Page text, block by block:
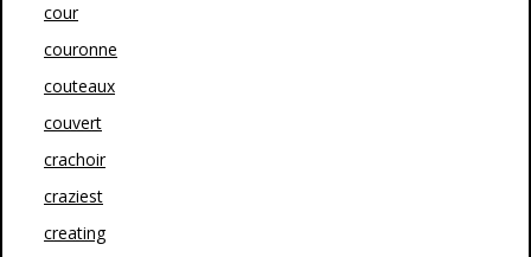
cour
couronne
couteaux
couvert
crachoir
craziest
creating